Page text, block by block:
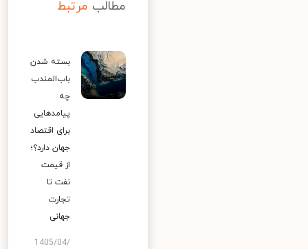
مطالب مرتبط
بسته شدن
باب‌المندب
چه
پیامدهایی
برای اقتصاد
جهان دارد؟؛
از قیمت
نفت تا
تجارت
جهانی
1405/04/